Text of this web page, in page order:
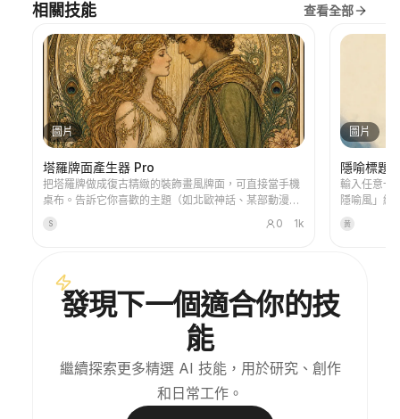
相關技能 查看全部
圖片
塔羅牌面產生器 Pro
把塔羅牌做成復古精緻的裝飾畫風牌面，可直接當手機
桌布。告訴它你喜歡的主題（如北歐神話、某部動漫／
遊戲IP）或想抽哪些牌，它就能產出風格統一、寓意精
美的塔羅牌圖。支援整套78張、單組或自選幾張，畫面
務）。
S 0 1k
圖片
隱喻標題
輸入任意一
隱喻風」編
+暖色點綴
16:9 橫幅
黄
發現下一個適合你的技
能
繼續探索更多精選 AI 技能，用於研究、創作
和日常工作。